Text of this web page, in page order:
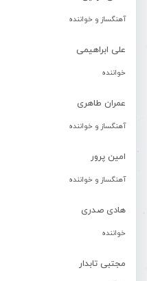
آهنگساز و خواننده
علی ابراهیمی
خواننده
عمران طاهری
آهنگساز و خواننده
امین پرور
آهنگساز و خواننده
هادی صدری
خواننده
مجتبی تابدار